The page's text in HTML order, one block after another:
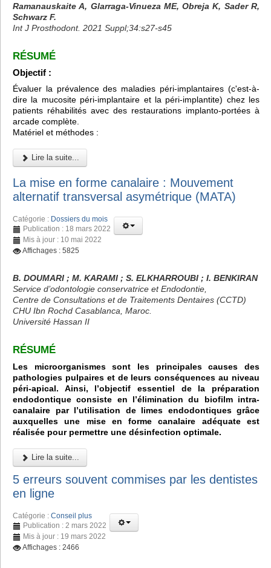
Ramanauskaite A, Glarraga-Vinueza ME, Obreja K, Sader R,
Schwarz F.
Int J Prosthodont. 2021 Suppl;34:s27-s45
RÉSUMÉ
Objectif :
Évaluer la prévalence des maladies péri-implantaires (c'est-à-
dire la mucosite péri-implantaire et la péri-implantite) chez les
patients réhabilités avec des restaurations implanto-portées à
arcade complète.
Matériel et méthodes :
Lire la suite...
La mise en forme canalaire : Mouvement
alternatif transversal asymétrique (MATA)
Catégorie : Dossiers du mois
Publication : 18 mars 2022
Mis à jour : 10 mai 2022
Affichages : 5825
B. DOUMARI ; M. KARAMI ; S. ELKHARROUBI ; I. BENKIRAN
Service d’odontologie conservatrice et Endodontie,
Centre de Consultations et de Traitements Dentaires (CCTD)
CHU Ibn Rochd Casablanca, Maroc.
Université Hassan II
RÉSUMÉ
Les microorganismes sont les principales causes des
pathologies pulpaires et de leurs conséquences au niveau
péri-apical. Ainsi, l’objectif essentiel de la préparation
endodontique consiste en l’élimination du biofilm intra-
canalaire par l’utilisation de limes endodontiques grâce
auxquelles une mise en forme canalaire adéquate est
réalisée pour permettre une désinfection optimale.
Lire la suite...
5 erreurs souvent commises par les dentistes
en ligne
Catégorie : Conseil plus
Publication : 2 mars 2022
Mis à jour : 19 mars 2022
Affichages : 2466